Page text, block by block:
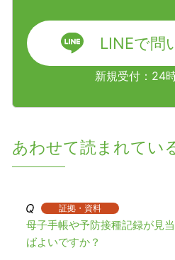
LINEで問
新規受付：24
あわせて読まれてい
証拠・資料
母子手帳や予防接種記録が見
ばよいですか？